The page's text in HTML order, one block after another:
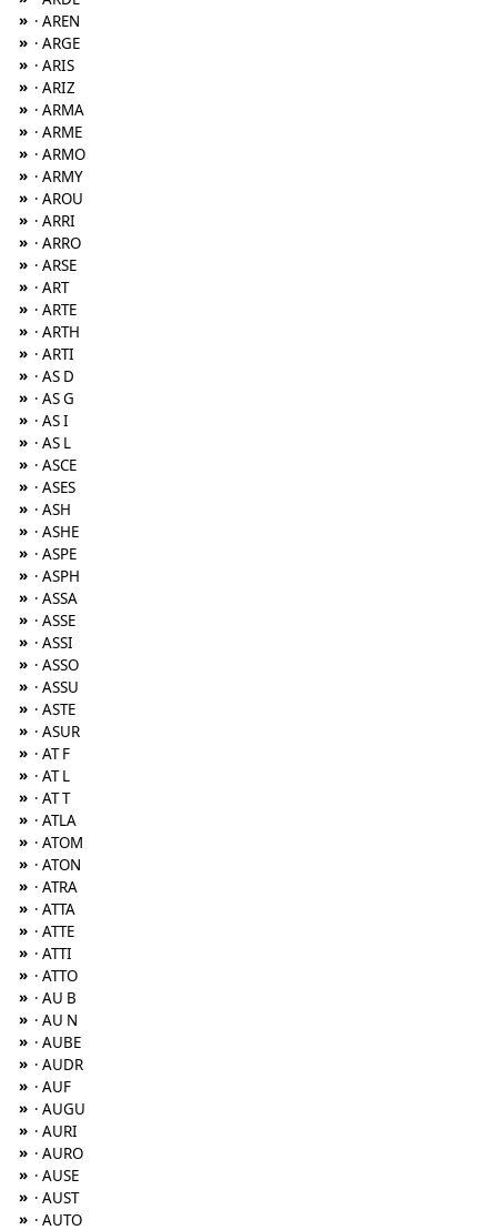
» · AREN
» · ARGE
» · ARIS
» · ARIZ
» · ARMA
» · ARME
» · ARMO
» · ARMY
» · AROU
» · ARRI
» · ARRO
» · ARSE
» · ART
» · ARTE
» · ARTH
» · ARTI
» · AS D
» · AS G
» · AS I
» · AS L
» · ASCE
» · ASES
» · ASH
» · ASHE
» · ASPE
» · ASPH
» · ASSA
» · ASSE
» · ASSI
» · ASSO
» · ASSU
» · ASTE
» · ASUR
» · AT F
» · AT L
» · AT T
» · ATLA
» · ATOM
» · ATON
» · ATRA
» · ATTA
» · ATTE
» · ATTI
» · ATTO
» · AU B
» · AU N
» · AUBE
» · AUDR
» · AUF
» · AUGU
» · AURI
» · AURO
» · AUSE
» · AUST
» · AUTO